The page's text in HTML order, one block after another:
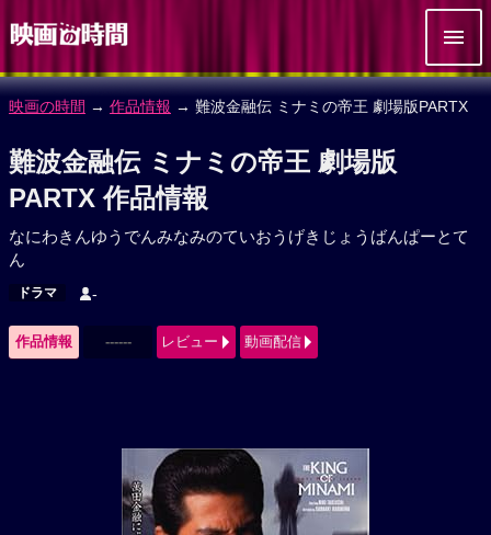
映画の時間 → 作品情報 → 難波金融伝 ミナミの帝王 劇場版PARTX
難波金融伝 ミナミの帝王 劇場版
PARTX 作品情報
なにわきんゆうでんみなみのていおうげきじょうばんぱーとて
ん
ドラマ -
作品情報 ------ レビュー 動画配信